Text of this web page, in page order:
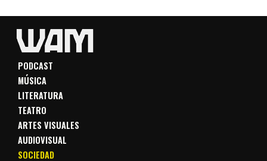
PODCAST
MÚSICA
LITERATURA
TEATRO
ARTES VISUALES
AUDIOVISUAL
SOCIEDAD